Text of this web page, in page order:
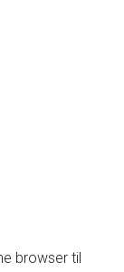
browser til